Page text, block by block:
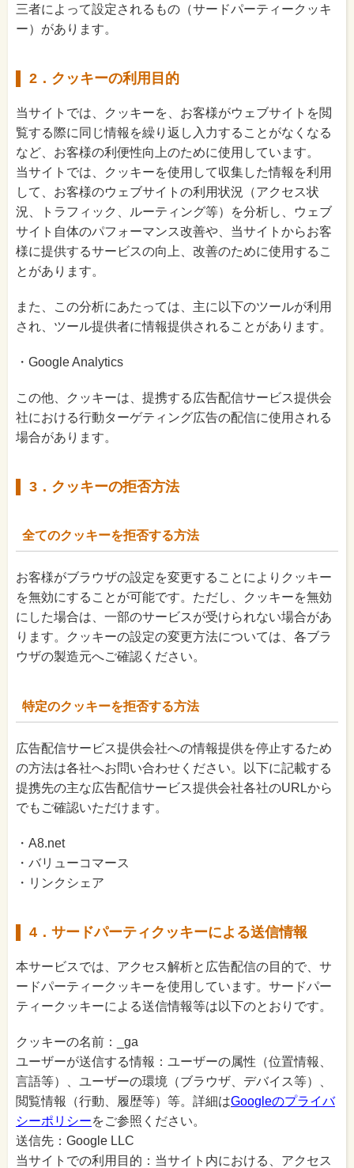
三者によって設定されるもの（サードパーティークッキ
ー）があります。
2．クッキーの利用目的
当サイトでは、クッキーを、お客様がウェブサイトを閲
覧する際に同じ情報を繰り返し入力することがなくなる
など、お客様の利便性向上のために使用しています。
当サイトでは、クッキーを使用して収集した情報を利用
して、お客様のウェブサイトの利用状況（アクセス状
況、トラフィック、ルーティング等）を分析し、ウェブ
サイト自体のパフォーマンス改善や、当サイトからお客
様に提供するサービスの向上、改善のために使用するこ
とがあります。
また、この分析にあたっては、主に以下のツールが利用
され、ツール提供者に情報提供されることがあります。
・Google Analytics
この他、クッキーは、提携する広告配信サービス提供会
社における行動ターゲティング広告の配信に使用される
場合があります。
3．クッキーの拒否方法
全てのクッキーを拒否する方法
お客様がブラウザの設定を変更することによりクッキー
を無効にすることが可能です。ただし、クッキーを無効
にした場合は、一部のサービスが受けられない場合があ
ります。クッキーの設定の変更方法については、各ブラ
ウザの製造元へご確認ください。
特定のクッキーを拒否する方法
広告配信サービス提供会社への情報提供を停止するため
の方法は各社へお問い合わせください。以下に記載する
提携先の主な広告配信サービス提供会社各社のURLから
でもご確認いただけます。
・A8.net
・バリューコマース
・リンクシェア
4．サードパーティクッキーによる送信情報
本サービスでは、アクセス解析と広告配信の目的で、サ
ードパーティークッキーを使用しています。サードパー
ティークッキーによる送信情報等は以下のとおりです。
クッキーの名前：_ga
ユーザーが送信する情報：ユーザーの属性（位置情報、
言語等）、ユーザーの環境（ブラウザ、デバイス等）、
閲覧情報（行動、履歴等）等。詳細はGoogleのプライバ
シーポリシーをご参照ください。
送信先：Google LLC
当サイトでの利用目的：当サイト内における、アクセス